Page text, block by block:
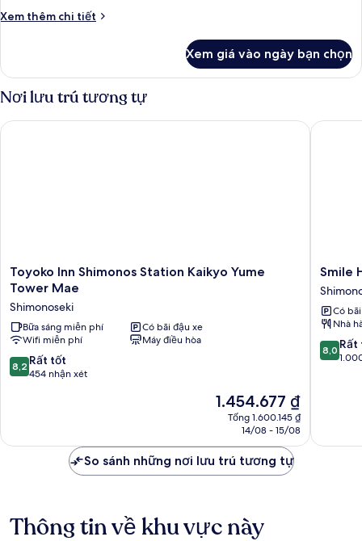
Xem thêm chi tiết
Chi
Phòng
đôi,
không
hút
thuốc
Xem giá vào ngày bạn chọn
Nơi lưu trú tương tự
Toyoko
Inn
Station
Kaikyo
Yume
Tower
Mae
Toyoko Inn Shimonos Station Kaikyo Yume
Tower Mae
Shimonoseki
Bữa sáng miễn phí
Có bãi đậu xe
Wifi miễn phí
Máy điều hòa
8.2
trên
nhận
8,2 Rất tốt
454 nhận xét
Giá
hiện
1.454.677 ₫
1.454.677 ₫
Tổng 1.600.145 ₫
14/08 - 15/08
Toyoko Inn Shimonos Station Kaikyo Yume Tower Mae
Smile
Hotel
Smile
Có
Nhà
8.0
trên
xét
8,0 Rất
Smile
So sánh những nơi lưu trú tương tự
Thông tin về khu vực này